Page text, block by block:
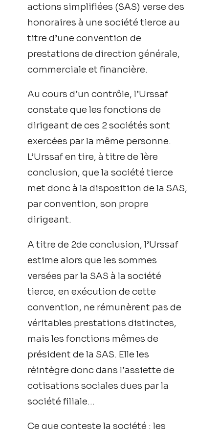
actions simplifiées (SAS) verse des
honoraires à une société tierce au
titre d’une convention de
prestations de direction générale,
commerciale et financière.
Au cours d’un contrôle, l’Urssaf
constate que les fonctions de
dirigeant de ces 2 sociétés sont
exercées par la même personne.
L’Urssaf en tire, à titre de 1ère
conclusion, que la société tierce
met donc à la disposition de la SAS,
par convention, son propre
dirigeant.
A titre de 2de conclusion, l’Urssaf
estime alors que les sommes
versées par la SAS à la société
tierce, en exécution de cette
convention, ne rémunèrent pas de
véritables prestations distinctes,
mais les fonctions mêmes de
président de la SAS. Elle les
réintègre donc dans l’assiette de
cotisations sociales dues par la
société filiale…
Ce que conteste la société : les